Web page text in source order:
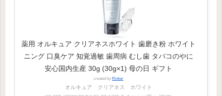
薬用 オルキュア クリアネスホワイト 歯磨き粉 ホワイト
ニング 口臭ケア 知覚過敏 歯周病 むし歯 タバコのやに
安心国内生産 30g (30g×1) 母の日 ギフト
created by Rinker
オルキュア クリアネス ホワイト